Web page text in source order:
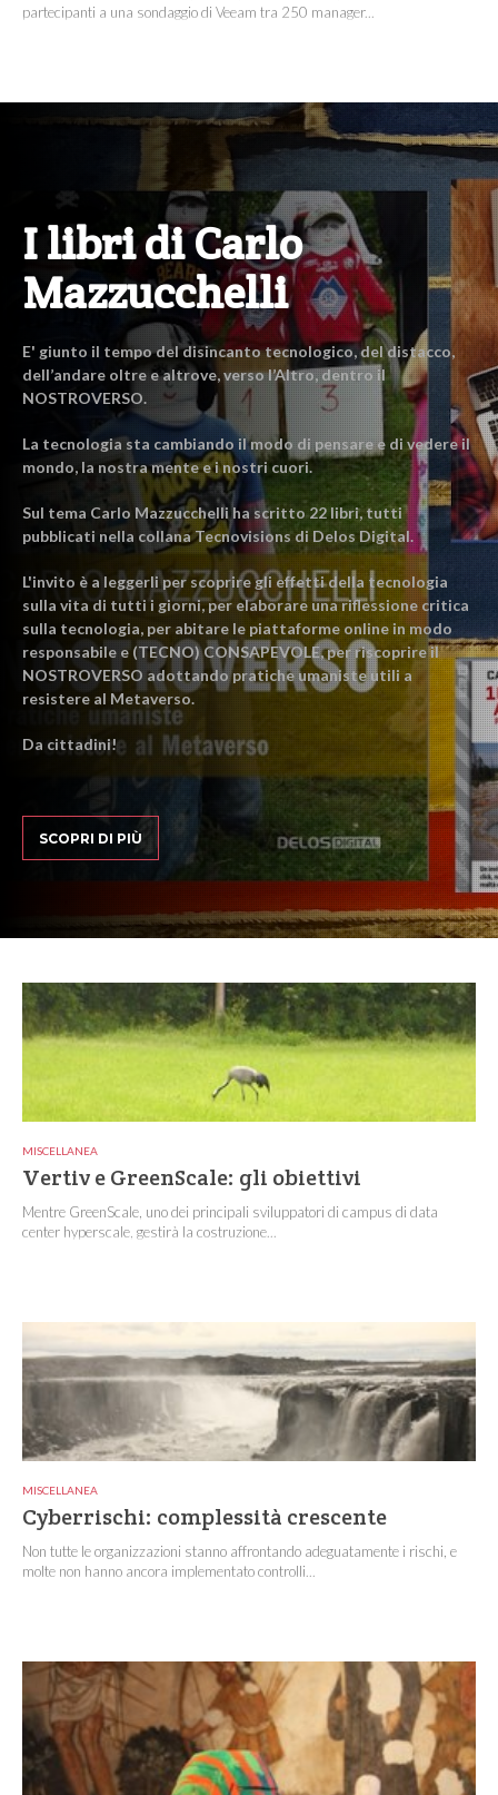
partecipanti a una sondaggio di Veeam tra 250 manager...
I libri di Carlo
Mazzucchelli
E' giunto il tempo del disincanto tecnologico, del distacco,
dell’andare oltre e altrove, verso l’Altro, dentro il
NOSTROVERSO.
La tecnologia sta cambiando il modo di pensare e di vedere il
mondo, la nostra mente e i nostri cuori.
Sul tema Carlo Mazzucchelli ha scritto 22 libri, tutti
pubblicati nella collana Tecnovisions di Delos Digital.
L'invito è a leggerli per scoprire gli effetti della tecnologia
sulla vita di tutti i giorni, per elaborare una riflessione critica
sulla tecnologia, per abitare le piattaforme online in modo
responsabile e (TECNO) CONSAPEVOLE, per riscoprire il
NOSTROVERSO adottando pratiche umaniste utili a
resistere al Metaverso.
Da cittadini!
SCOPRI DI PIÙ
MISCELLANEA
Vertiv e GreenScale: gli obiettivi
Mentre GreenScale, uno dei principali sviluppatori di campus di data
center hyperscale, gestirà la costruzione...
MISCELLANEA
Cyberrischi: complessità crescente
Non tutte le organizzazioni stanno affrontando adeguatamente i rischi, e
molte non hanno ancora implementato controlli...